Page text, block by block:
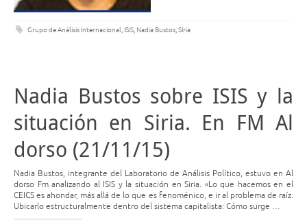
Grupo de Análisis Internacional, ISIS, Nadia Bustos,SIria
Nadia Bustos sobre ISIS y la
situación en Siria. En FM Al
dorso (21/11/15)
Nadia Bustos, integrante del Laboratorio de Análisis Político, estuvo en Al
dorso Fm analizando al ISIS y la situación en Siria. «Lo que hacemos en el
CEICS es ahondar, más allá de lo que es fenoménico, e ir al problema de raíz.
Ubicarlo estructuralmente dentro del sistema capitalista: Cómo surge …